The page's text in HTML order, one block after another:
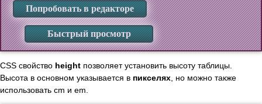
Попробовать в редакторе
Быстрый просмотр
CSS свойство height позволяет установить высоту таблицы.
Высота в основном указывается в пикселях, но можно также
использовать cm и em.